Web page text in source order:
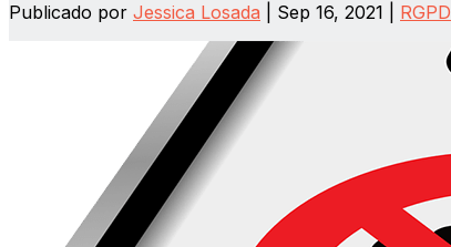
Publicado por Jessica Losada Sep 16, 2021 RGPD